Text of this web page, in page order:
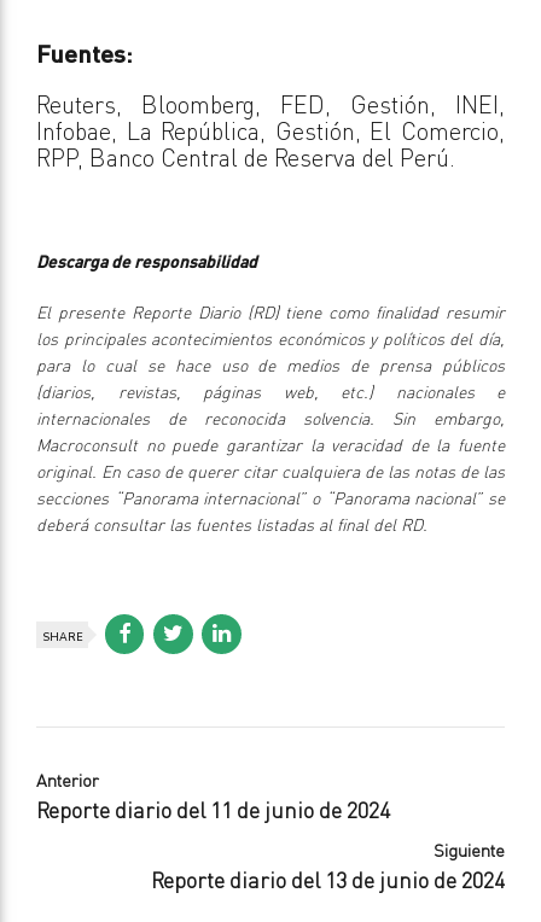
Fuentes:
Reuters, Bloomberg, FED, Gestión, INEI,
Infobae, La República, Gestión, El Comercio,
RPP, Banco Central de Reserva del Perú.
Descarga de responsabilidad
El presente Reporte Diario (RD) tiene como finalidad resumir
los principales acontecimientos económicos y políticos del día,
para lo cual se hace uso de medios de prensa públicos
(diarios, revistas, páginas web, etc.) nacionales e
internacionales de reconocida solvencia. Sin embargo,
Macroconsult no puede garantizar la veracidad de la fuente
original. En caso de querer citar cualquiera de las notas de las
secciones “Panorama internacional” o “Panorama nacional” se
deberá consultar las fuentes listadas al final del RD.
SHARE
Anterior
Reporte diario del 11 de junio de 2024
Siguiente
Reporte diario del 13 de junio de 2024